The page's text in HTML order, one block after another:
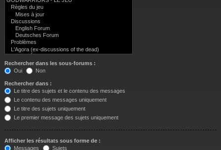
Rechercher dans les sous-forums :
Oui
Non
Rechercher dans :
Le titre des sujets et le contenu des messages
Le contenu des messages uniquement
Le titre des sujets uniquement
Le premier message des sujets uniquement
Afficher les résultats sous forme de :
Messages
Sujets